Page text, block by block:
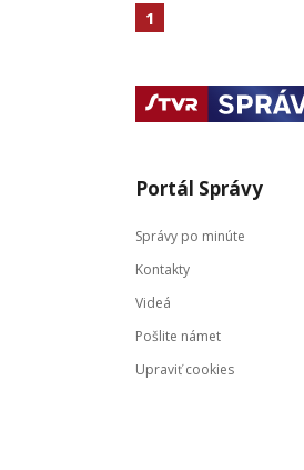
1
Portál Správy
Správy po minúte
Kontakty
Videá
Pošlite námet
Upraviť cookies